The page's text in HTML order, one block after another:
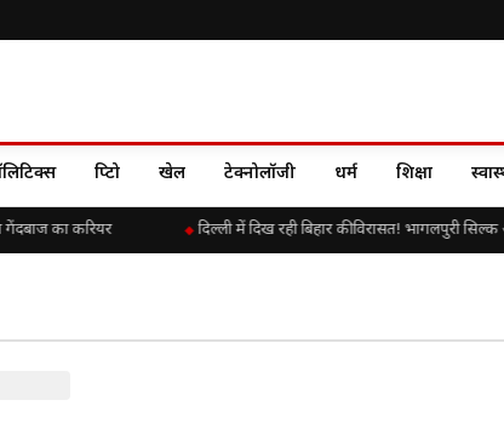
क्रिप्टो खेल टेक्नोलॉजी धर्म शिक्षा
का करियर दिल्ली में दिख रही बिहार की विरासत! भागलपुरी